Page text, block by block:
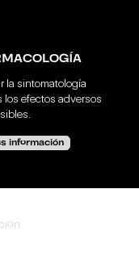
la sintomatología
los efectos adversos
información